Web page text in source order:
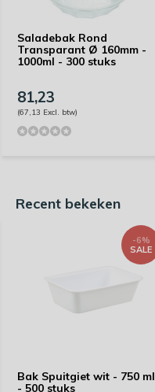
Saladebak Rond
Transparant Ø 160mm -
1000ml - 300 stuks
81,23
(67,13 Excl. btw)
Recent bekeken
Bak Spuitgiet wit - 750 ml
- 500 stuks
-6%
SALE